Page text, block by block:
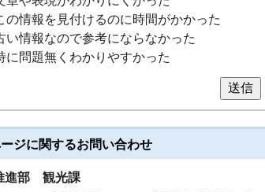
の情報を見付けるのに時間がかかった
い情報なので参考にならなかった
に問題無くわかりやすかった
送信
ジに関するお問い合わせ
進部 観光課